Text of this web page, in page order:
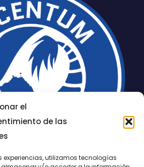
el
de las
experiencias, utilizamos tecnologías